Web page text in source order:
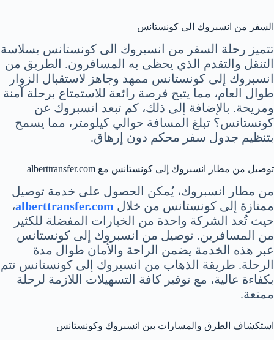
السفر من انسبروك الى كونستانس
تتميز رحلة السفر من انسبروك الى كونستانس بسلاسة
التنقل والتقدم الذي يحظى به المسافرون. الطريق من
انسبروك إلى كونستانس ممهد وجاهز لاستقبال الزوار
طوال العام، مما يتيح فرصة رائعة للاستمتاع برحلة آمنة
ومريحة. بالإضافة إلى ذلك، كم تبعد انسبروك عن
كونستانس؟ تبلغ المسافة حوالي كيلومتر، مما يسمح
بتنظيم جدول سفر محكم دون إرهاق.
توصيل من مطار انسبروك إلى كونستانس مع alberttransfer.com
من مطار انسبروك، يُمكن الحصول على خدمة توصيل
ممتازة إلى كونستانس من خلال alberttransfer.com،
حيث تُعد الشركة واحدة من الخيارات المفضلة للكثير
من المسافرين. توصيل من انسبروك إلى كونستانس
عبر هذه الخدمة يضمن الراحة والأمان طوال مدة
الرحلة. طريقة الذهاب من انسبروك إلى كونستانس تتم
بكفاءة عالية، مع توفير كافة التسهيلات اللازمة لرحلة
ممتعة.
استكشاف الطرق والمسارات بين انسبروك وكونستانس